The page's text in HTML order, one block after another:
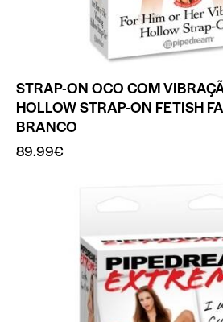
STRAP-ON OCO COM
HOLLOW STRAP-ON FETISH
BRANCO
89.99€